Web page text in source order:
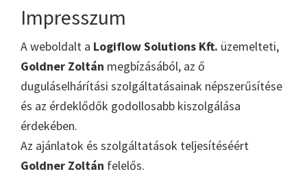
Impresszum
A weboldalt a Logiflow Solutions Kft. üzemelteti,
Goldner Zoltán megbízásából, az ő
duguláselhárítási szolgáltatásainak népszerűsítése
és az érdeklődők godollosabb kiszolgálása
érdekében.
Az ajánlatok és szolgáltatások teljesítéséért
Goldner Zoltán felelős.